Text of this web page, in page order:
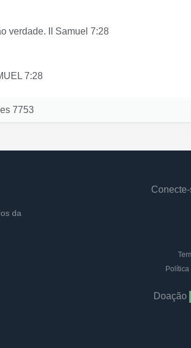
verdade. II Samuel 7:28
7:28
7753
da
Doação